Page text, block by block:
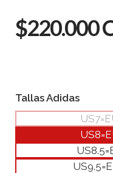
$220.000
Tallas Adidas